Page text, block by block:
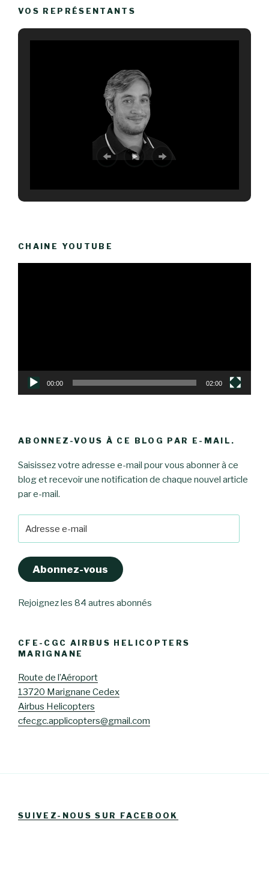
VOS REPRÉSENTANTS
CHAINE YOUTUBE
00:00 02:00
ABONNEZ-VOUS À CE BLOG PAR E-MAIL.
Saisissez votre adresse e-mail pour vous abonner à ce
blog et recevoir une notification de chaque nouvel article
par e-mail.
e-
Abonnez-vous
Rejoignez les 84 autres abonnés
CFE-CGC AIRBUS HELICOPTERS
MARIGNANE
Route de l’Aéroport
13720 Marignane Cedex
Airbus Helicopters
cfecgc.applicopters@gmail.com
SUIVEZ-NOUS SUR FACEBOOK